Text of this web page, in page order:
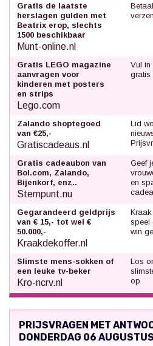
Gratis de laatste
herslagen gulden met
Beatrix erop, slechts
1500 beschikbaar
Munt-online.nl
Gratis LEGO magazine
aanvragen voor
kinderen met posters
en strips
Lego.com
Vul in
gratis
Zalando shoptegoed
van €25,-
Gratiscadeaus.nl
Lid
Gratis cadeaubon van
Bol.com, Zalando,
Bijenkorf, enz..
Stempunt.nu
Geef
en
Gegarandeerd geldprijs
van € 15,- tot wel €
50.000,-
Kraakdekoffer.nl
speel
win
Slimste mens-sokken of
een leuke tv-beker
Kro-ncrv.nl
Los
op
PRIJSVRAGEN MET
DONDERDAG 06